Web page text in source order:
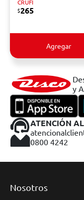
CRUFI
$265
Agregar
y
ATENCIÓN
0800 4242
Nosotros